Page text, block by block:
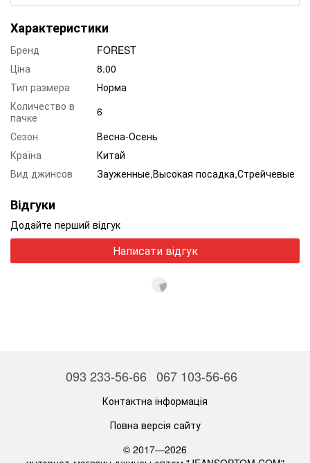
Характеристики
Бренд
FOREST
Ціна
8.00
Тип размера
Норма
Количество в
пачке
6
Сезон
Весна-Осень
Країна
Китай
Вид джинсов
Зауженные,Высокая посадка,Стрейчевые
Відгуки
Додайте перший відгук
Написати відгук
093 233-56-66 067 103-56-66
Контактна інформація
Повна версія сайту
© 2017—2026